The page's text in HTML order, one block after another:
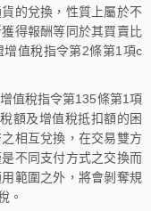
的兌換，性質上屬於不
得報酬等同於其買賣比
值稅指令第2條第1項c
值稅指令第135條第1項
額及增值稅抵扣額的困
相互兌換，在交易雙方
不同支付方式之交換而
範圍之外，將會剝奪規
。